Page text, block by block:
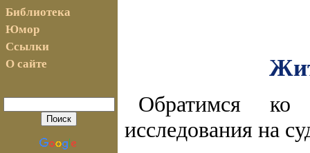
Библиотека
Юмор
Ссылки
О сайте
Обратимся ко
исследования на